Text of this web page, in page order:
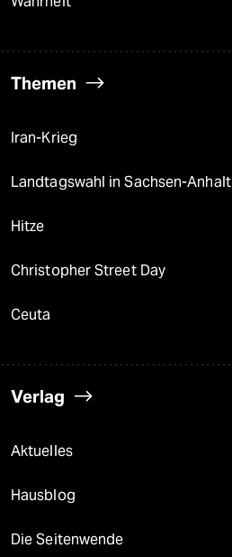
Themen
Iran-Krieg
Landtagswahl in Sachsen-Anhalt
Hitze
Christopher Street Day
Ceuta
Verlag
Aktuelles
Hausblog
Die Seitenwende